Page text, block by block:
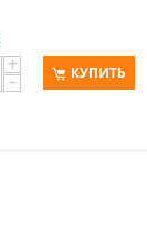
+
−
КУПИТЬ